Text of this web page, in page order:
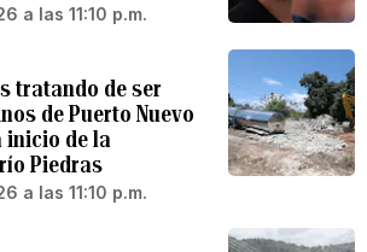
a las 11:10 p.m.
tratando de ser
de Puerto Nuevo
inicio de la
Piedras
a las 11:10 p.m.